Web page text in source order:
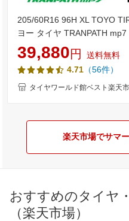
205/60R16 96H XL TOYO
ヨー タイヤ TRANPATH mp7
ス MP7 夏 サマータイヤ 単品
単品4本価格 《送料無料》【
39,880円
送料無料
4.71 （56件）
タイヤワールド館ベスト楽天
楽天市場でサマ
おすすめのタイヤ
（楽天市場）